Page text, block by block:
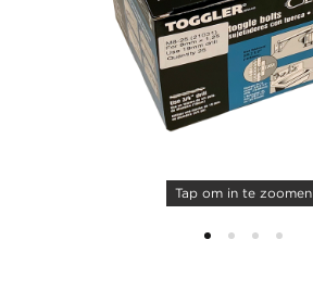
Tap om in te zoomen